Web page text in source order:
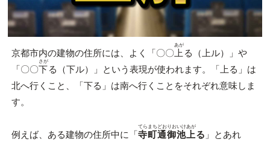
京都市内の建物の住所には、よく「〇〇 上
あが
る（上ル）」や
「〇〇下
さが
る（下ル）」という表現が使われます。「上る」は
北へ行くこと、「下る」は南へ行くことをそれぞれ意味しま
す。
例えば、ある建物の住所中に「寺町通御池上
てらまちどおりおいけあが
る 」とあれ